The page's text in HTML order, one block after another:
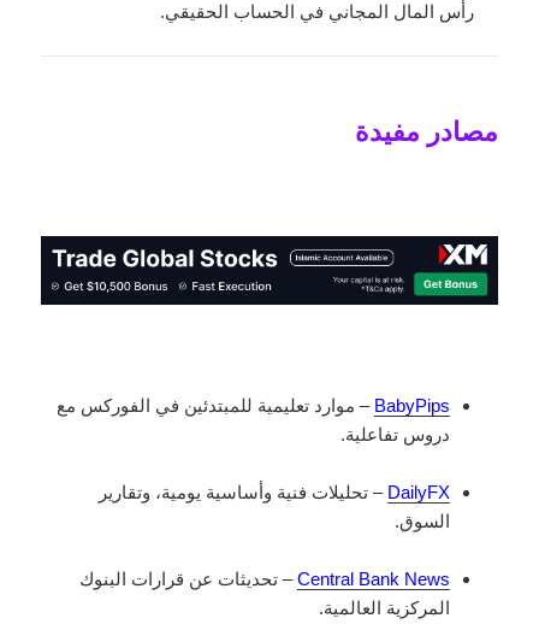
رأس المال المجاني في الحساب الحقيقي.
مصادر مفيدة
BabyPips – موارد تعليمية للمبتدئين في الفوركس مع
دروس تفاعلية.
DailyFX – تحليلات فنية وأساسية يومية، وتقارير
السوق.
Central Bank News– تحديثات عن قرارات البنوك
المركزية العالمية.